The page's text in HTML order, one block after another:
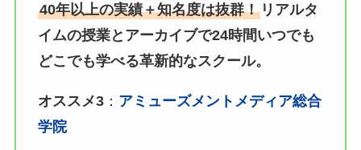
40年以上の実績＋知名度は抜群！リアルタ
イムの授業とアーカイブで24時間いつでも
どこでも学べる革新的なスクール。
オススメ3： アミューズメントメディア総合
学院